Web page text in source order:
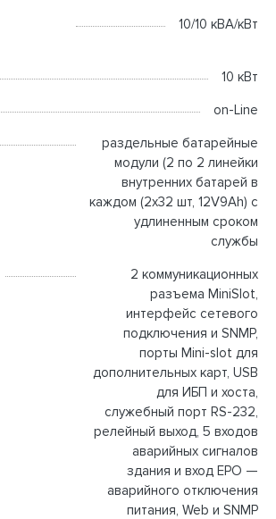
10/10 кВА/кВт
10 кВт
on-Line
раздельные батарейные
модули (2 по 2 линейки
внутренних батарей в
каждом (2x32 шт, 12V9Ah) с
удлиненным сроком
службы
2 коммуникационных
разъема MiniSlot,
интерфейс сетевого
подключения и SNMP,
порты Mini-slot для
дополнительных карт, USB
для ИБП и хоста,
служебный порт RS-232,
релейный выход, 5 входов
аварийных сигналов
здания и вход ЕРО —
аварийного отключения
питания, Web и SNMP